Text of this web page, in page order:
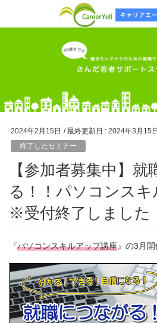
2024年2月15日 / 最終更新日 : 2024年3月15日
終了したセミナー
【参加者募集中】就職につなが
る！！パソコンス
※受付終了しました
『パソコンスキルアップ講座』の3月